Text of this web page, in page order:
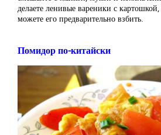
делаете ленивые вареники с
можете его предварительно взбить.
Помидор по-китайски